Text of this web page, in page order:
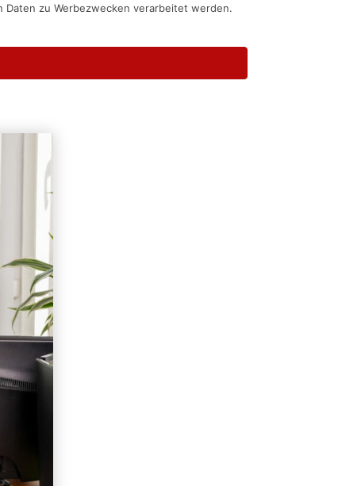
Daten zu Werbezwecken verarbeitet werden.